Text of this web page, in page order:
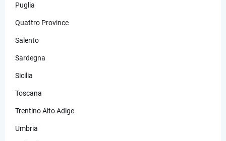
Puglia
Quattro Province
Salento
Sardegna
Sicilia
Toscana
Trentino Alto Adige
Umbria